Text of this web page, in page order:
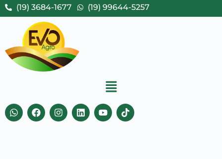
(19) 3684-1677 (19) 99644-5257